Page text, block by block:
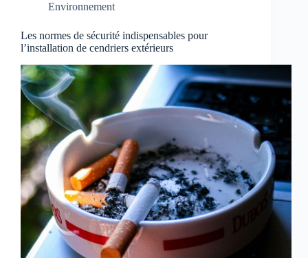
Environnement
Les normes de sécurité indispensables pour
l’installation de cendriers extérieurs